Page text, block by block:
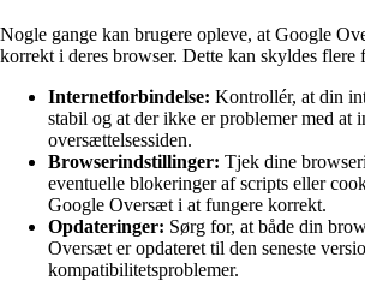
Nogle gange kan brugere opleve, at Google
korrekt i deres browser. Dette kan skyldes flere
Internetforbindelse: Kontrollér, at din
stabil og at der ikke er problemer med at
oversættelsessiden.
Browserindstillinger: Tjek dine
eventuelle blokeringer af scripts eller
Google Oversæt i at fungere korrekt.
Opdateringer: Sørg for, at både din
Oversæt er opdateret til den seneste
kompatibilitetsproblemer.